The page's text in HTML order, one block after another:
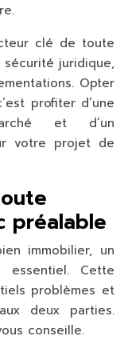
clé de toute
juridique,
Opter
profiter d’une
et d’un
votre projet de
préalable
immobilier, un
essentiel. Cette
problèmes et
deux parties.
conseille.